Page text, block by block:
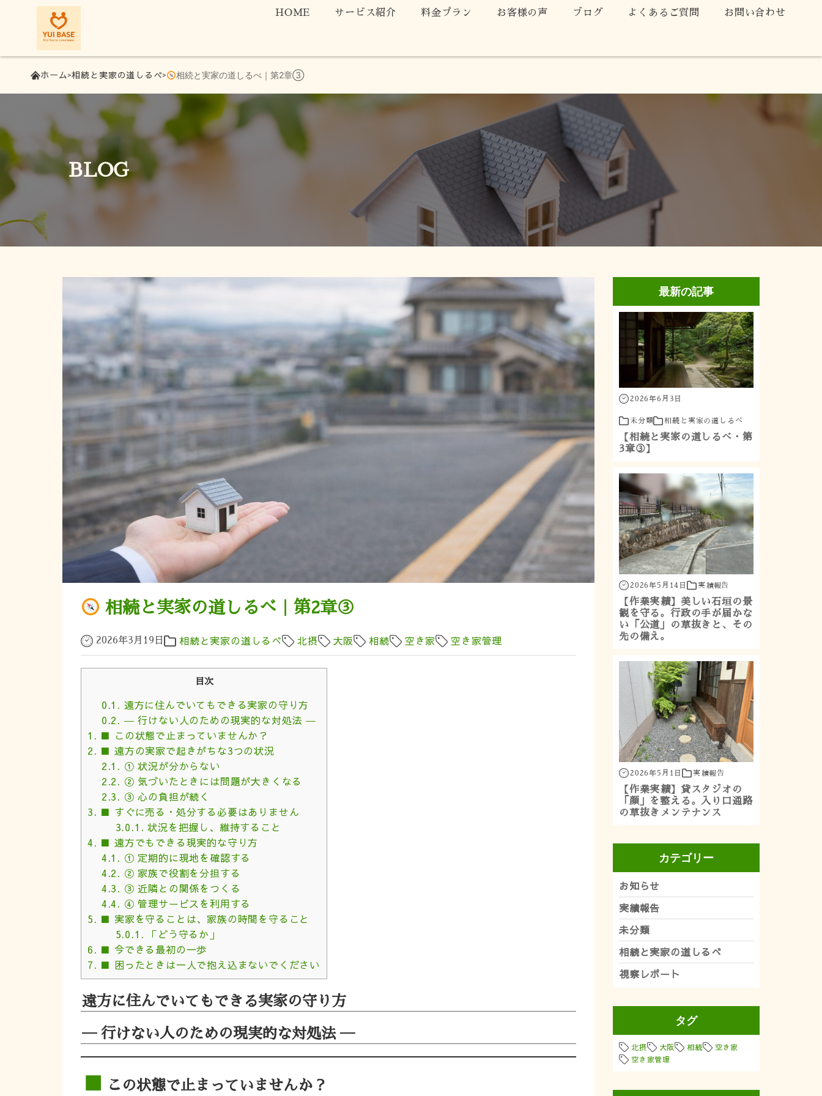
HOME サービス紹介 料金プラン お客様の声 ブログ よくあるご質問 お問い合わせ
ホーム 相続と実家の道しるべ 相続と実家の道しるべ｜第2章③
BLOG
相続と実家の道しるべ｜第2章③
2026年3月19日 相続と実家の道しるべ 北摂 大阪 相続 空き家 空き家管理
目次
0.1. 遠方に住んでいてもできる実家の守り方
0.2. ― 行けない人のための現実的な対処法 ―
1. ■ この状態で止まっていませんか？
2. ■ 遠方の実家で起きがちな3つの状況
2.1. ① 状況が分からない
2.2. ② 気づいたときには問題が大きくなる
2.3. ③ 心の負担が続く
3. ■ すぐに売る・処分する必要はありません
3.0.1. 状況を把握し、維持すること
4. ■ 遠方でもできる現実的な守り方
4.1. ① 定期的に現地を確認する
4.2. ② 家族で役割を分担する
4.3. ③ 近隣との関係をつくる
4.4. ④ 管理サービスを利用する
5. ■ 実家を守ることは、家族の時間を守ること
5.0.1. 「どう守るか」
6. ■ 今できる最初の一歩
7. ■ 困ったときは一人で抱え込まないでください
遠方に住んでいてもできる実家の守り方
― 行けない人のための現実的な対処法 ―
この状態で止まっていませんか？
最新の記事
2026年6月3日
未分類 相続と実家の道しるべ
【相続と実家の道しるべ・第
3章③】
2026年5月14日 実績報告
【作業実績】美しい石垣の景
観を守る。行政の手が届かな
い「公道」の草抜きと、その
先の備え。
2026年5月1日 実績報告
【作業実績】貸スタジオの
「顔」を整える。入り口通路
の草抜きメンテナンス
カテゴリー
お知らせ
実績報告
未分類
相続と実家の道しるべ
視察レポート
タグ
北摂 大阪 相続
空き家
空き家管理